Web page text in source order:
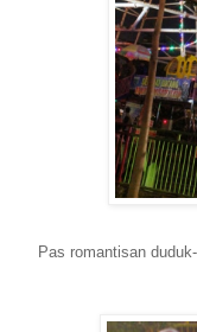
Pas romantisan